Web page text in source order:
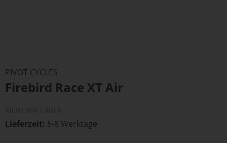
der
Bildergalerie
PIVOT CYCLES
Firebird Race XT Air
Lieferzeit 5-8 Werktage